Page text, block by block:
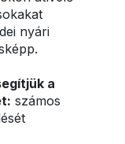
nyári
a
számos